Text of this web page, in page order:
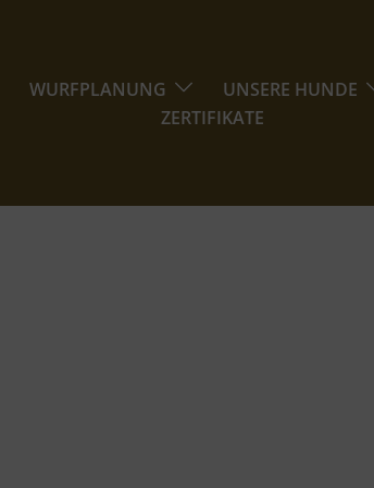
WURFPLANUNG
UNSERE HUNDE
ZERTIFIKATE